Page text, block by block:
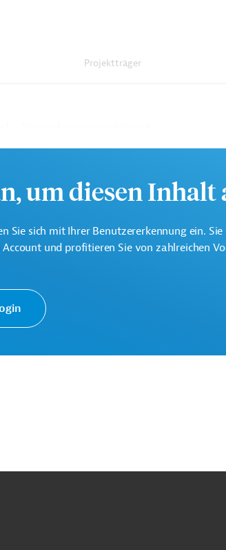
Projektträger
um diesen
Sie sich mit Ihrer Benutzererkennung ein.
Account und profitieren Sie von zahlreichen